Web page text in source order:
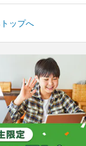
ップへ